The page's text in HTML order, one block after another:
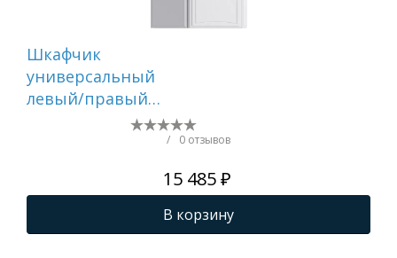
Шкафчик
универсальный
левый/правый
навесной угловой с
одной дверцевой на
/ 0 отзывов
15 485 ₽
В корзину